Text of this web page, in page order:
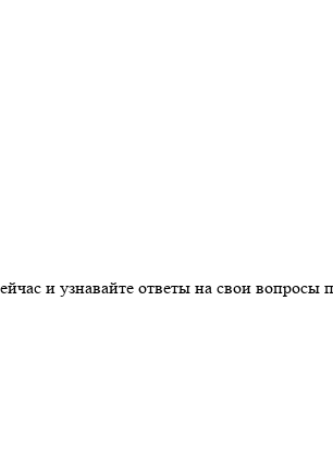
и узнавайте ответы на свои вопросы